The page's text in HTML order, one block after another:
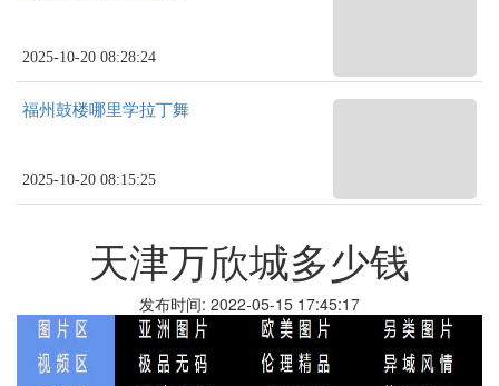
2025-10-20 08:28:24
福州鼓楼哪里学拉丁舞
2025-10-20 08:15:25
天津万欣城多少钱
发布时间: 2022-05-15 17:45:17